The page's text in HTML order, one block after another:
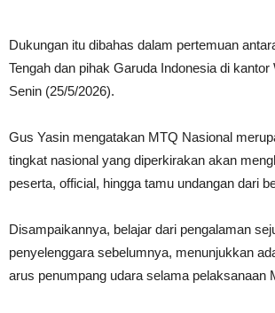
Dukungan itu dibahas dalam pertemuan
Tengah dan pihak Garuda Indonesia di kantor
Senin (25/5/2026).
Gus Yasin mengatakan MTQ Nasional
tingkat nasional yang diperkirakan akan
peserta, official, hingga tamu undangan dari
Disampaikannya, belajar dari pengalaman
penyelenggara sebelumnya, menunjukkan
arus penumpang udara selama pelaksanaan